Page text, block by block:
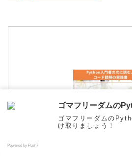
ゴマフリーダムの
ゴマフリーダムの
け取りましょう！
Powered by Push7